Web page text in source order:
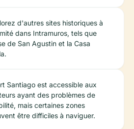
d'autres sites historiques à
dans Intramuros, tels que
de San Agustin et la Casa
Santiago est accessible aux
ayant des problèmes de
mais certaines zones
être difficiles à naviguer.